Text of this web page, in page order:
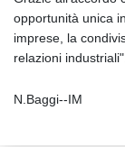
opportunità unica
imprese, la
relazioni
N.Baggi--IM